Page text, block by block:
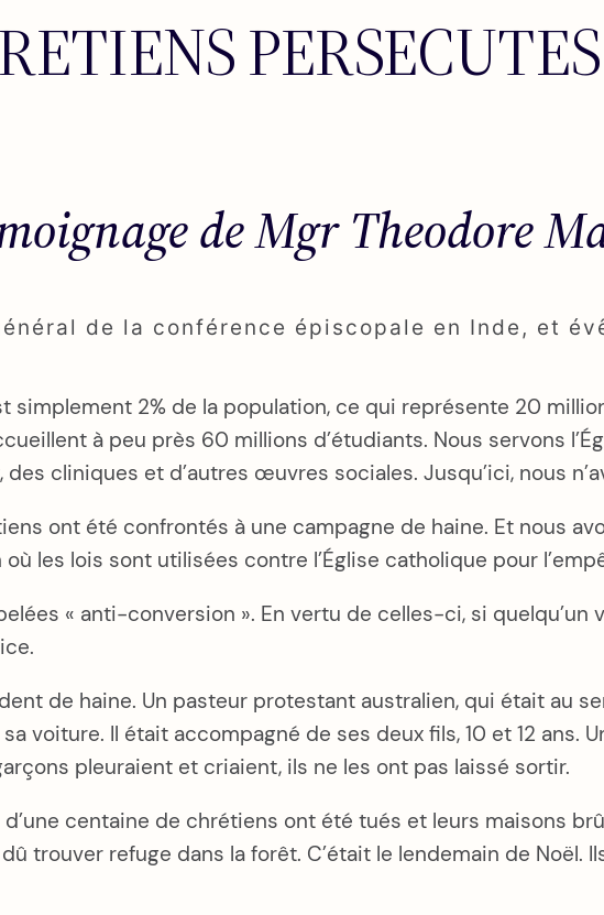
de Mgr Theodore
de la conférence épiscopale en Inde, et
simplement 2% de la population, ce qui représente 20
à peu près 60 millions d’étudiants. Nous servons
cliniques et d’autres œuvres sociales. Jusqu’ici, nous
ont été confrontés à une campagne de haine. Et nous
les lois sont utilisées contre l’Église catholique pour
« anti-conversion ». En vertu de celles-ci, si quelqu’un
de haine. Un pasteur protestant australien, qui était au
voiture. Il était accompagné de ses deux fils, 10 et 12 ans.
pleuraient et criaient, ils ne les ont pas laissé sortir.
centaine de chrétiens ont été tués et leurs maisons
trouver refuge dans la forêt. C’était le lendemain de Noël.